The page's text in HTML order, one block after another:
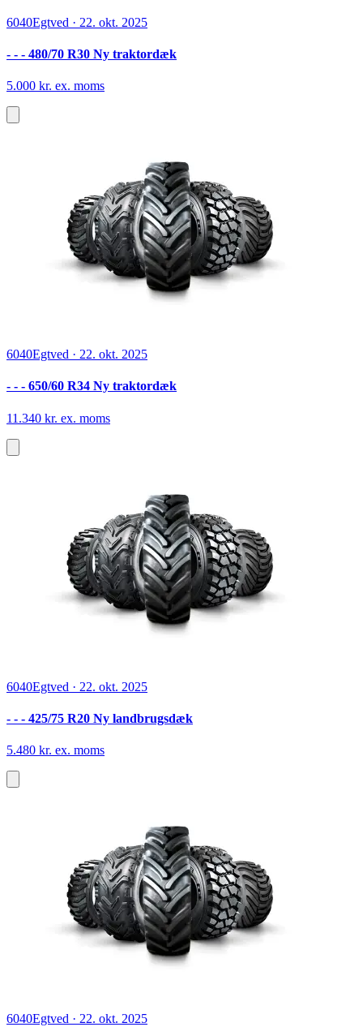
6040Egtved · 22. okt. 2025
- - - 480/70 R30 Ny traktordæk
5.000 kr. ex. moms
6040Egtved · 22. okt. 2025
- - - 650/60 R34 Ny traktordæk
11.340 kr. ex. moms
6040Egtved · 22. okt. 2025
- - - 425/75 R20 Ny landbrugsdæk
5.480 kr. ex. moms
6040Egtved · 22. okt. 2025